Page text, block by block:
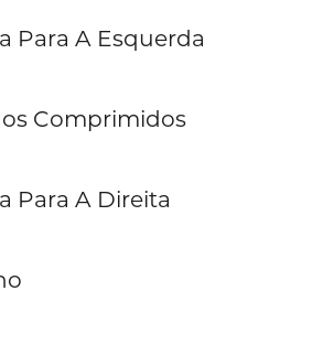
Para A Esquerda
Comprimidos
Para A Direita